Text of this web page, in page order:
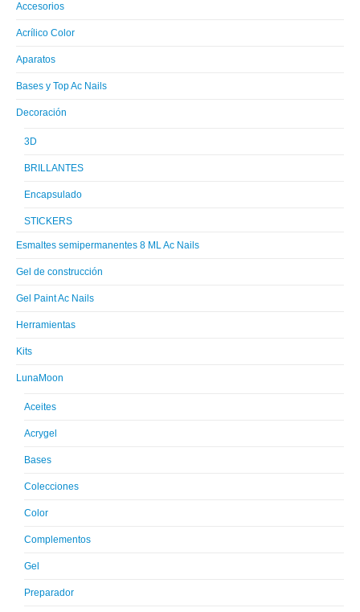
Accesorios
Acrílico Color
Aparatos
Bases y Top Ac Nails
Decoración
3D
BRILLANTES
Encapsulado
STICKERS
Esmaltes semipermanentes 8 ML Ac Nails
Gel de construcción
Gel Paint Ac Nails
Herramientas
Kits
LunaMoon
Aceites
Acrygel
Bases
Colecciones
Color
Complementos
Gel
Preparador